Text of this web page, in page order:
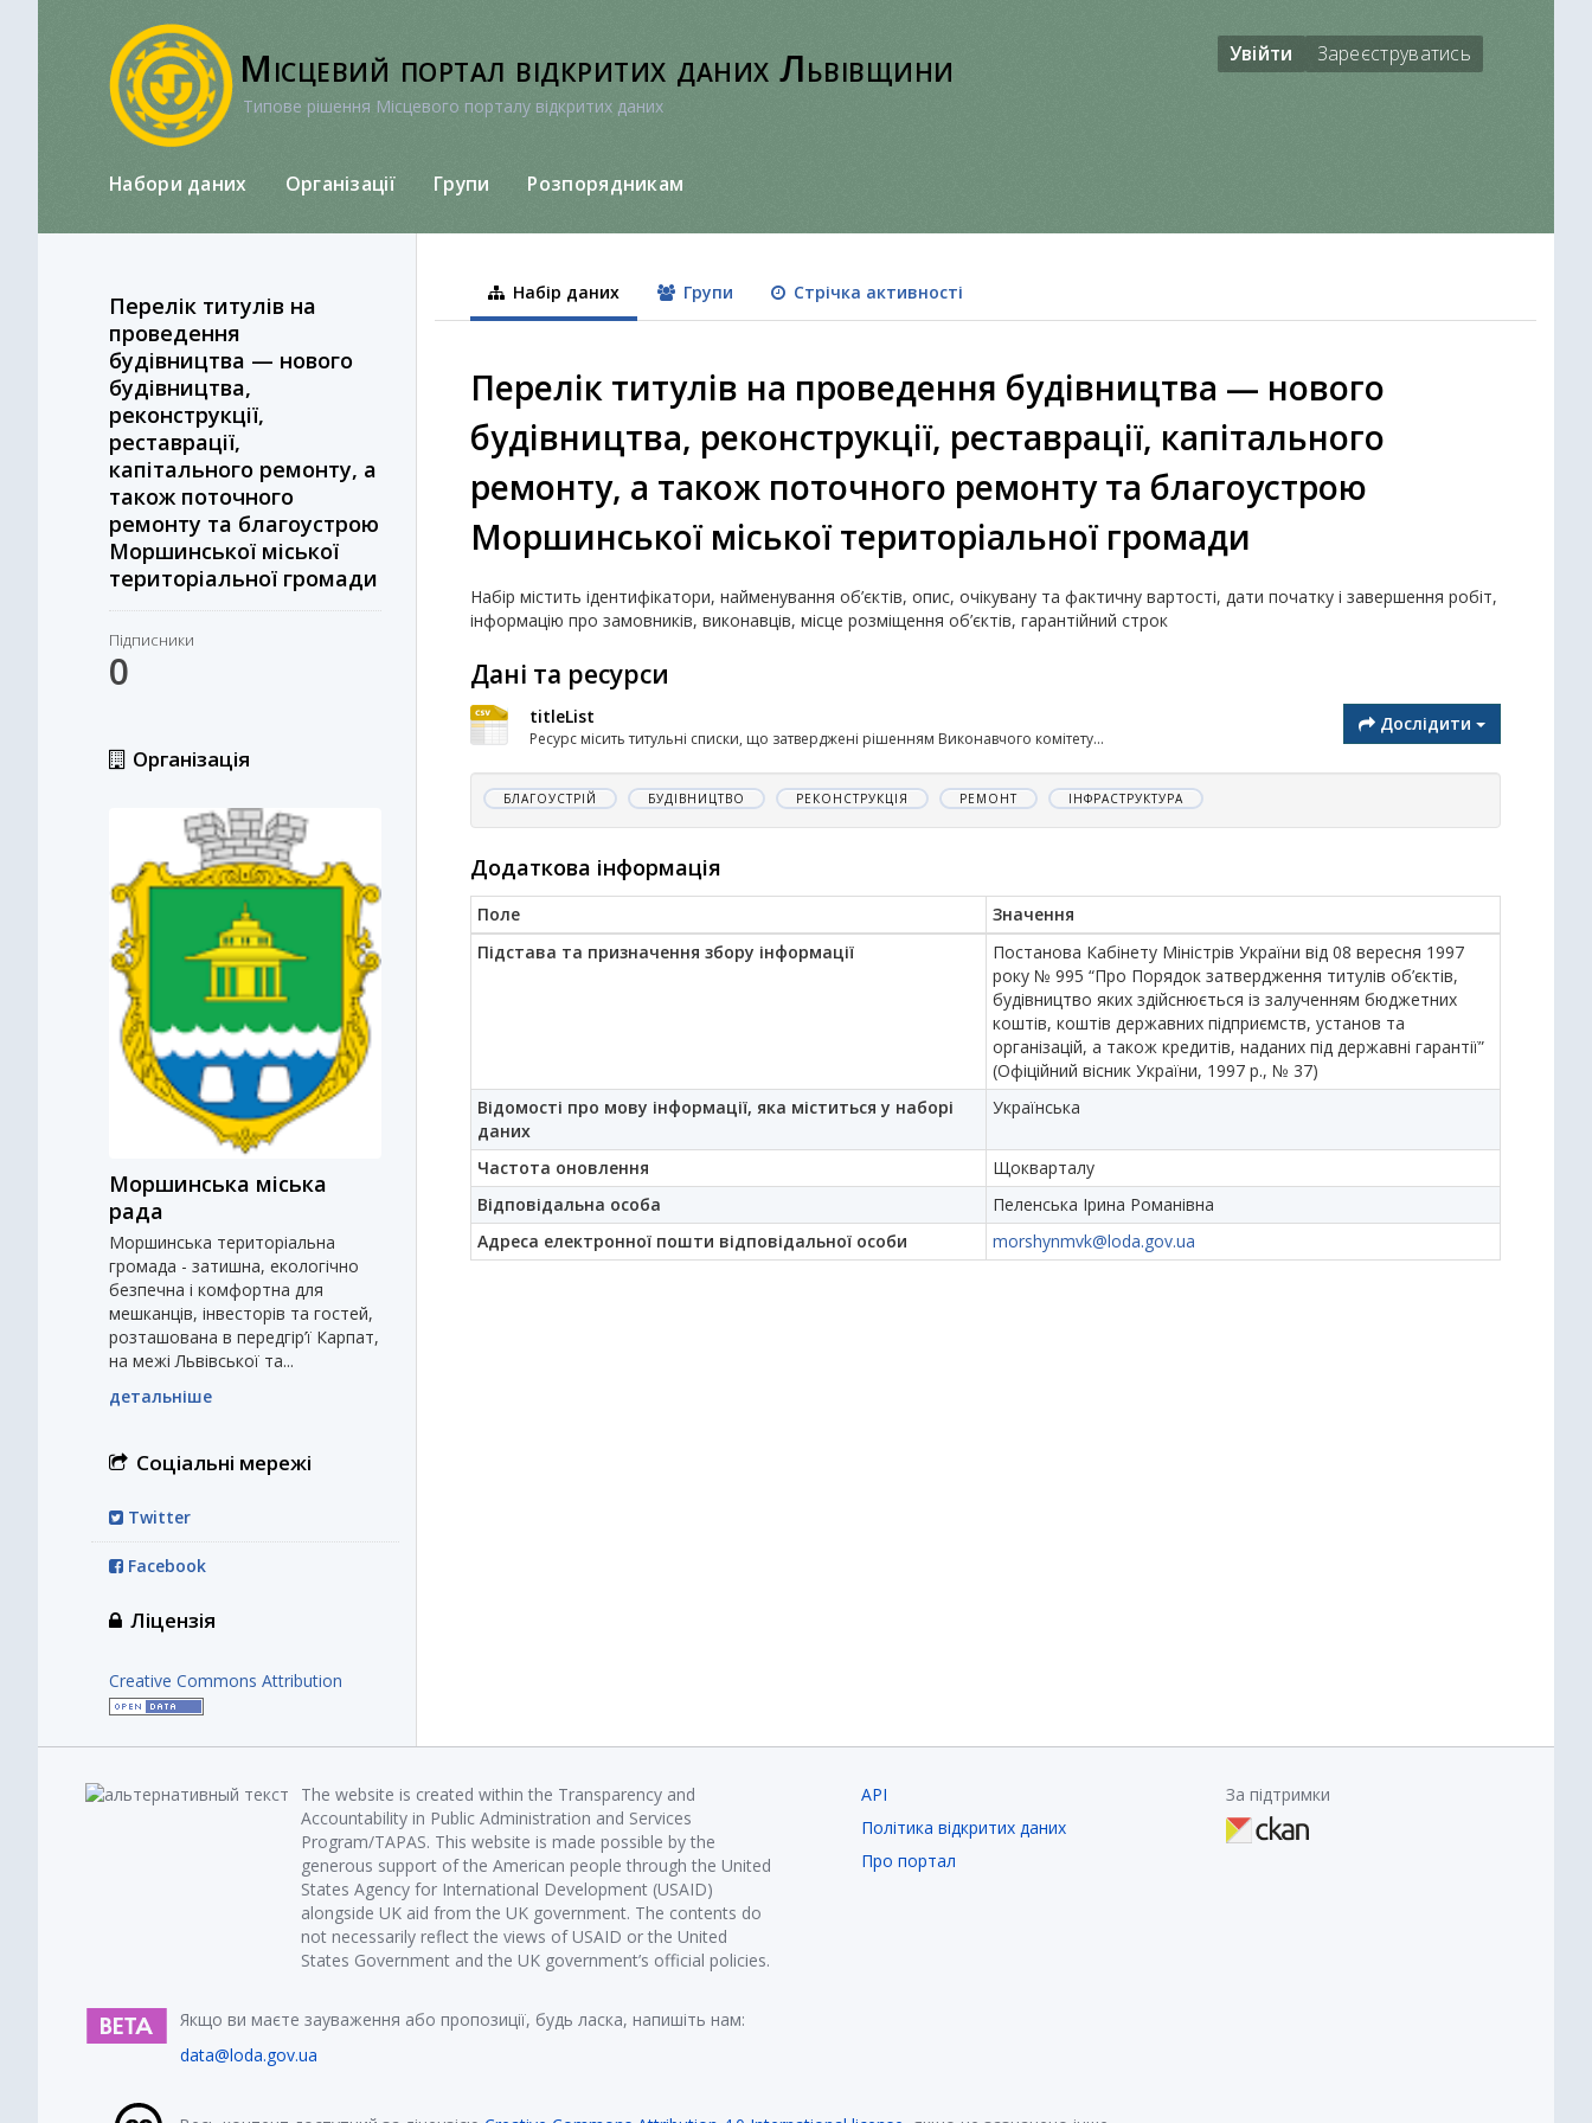
Місцевий портал відкритих даних Львівщини
Типове рішення Місцевого порталу відкритих даних
Увійти Зареєструватись
Набори даних Організації Групи Розпорядникам
Перелік титулів на
проведення
будівництва — нового
будівництва,
реконструкції,
реставрації,
капітального ремонту, а
також поточного
ремонту та благоустрою
Моршинської міської
територіальної громади
Підписники
0
Організація
Моршинська міська
рада
Моршинська територіальна
громада - затишна, екологічно
безпечна і комфортна для
мешканців, інвесторів та гостей,
розташована в передгір’ї Карпат,
на межі Львівської та...
детальніше
Соціальні мережі
Twitter
Facebook
Ліцензія
Creative Commons Attribution
Набір даних Групи Стрічка активності
Перелік титулів на проведення будівництва — нового
будівництва, реконструкції, реставрації, капітального
ремонту, а також поточного ремонту та благоустрою
Моршинської міської територіальної громади
Набір містить ідентифікатори, найменування об’єктів, опис, очікувану та фактичну вартості, дати початку і завершення робіт,
інформацію про замовників, виконавців, місце розміщення об’єктів, гарантійний строк
Дані та ресурси
titleList
Ресурс місить титульні списки, що затверджені рішенням Виконавчого комітету...
Дослідити
БЛАГОУСТРІЙ БУДІВНИЦТВО РЕКОНСТРУКЦІЯ РЕМОНТ ІНФРАСТРУКТУРА
Додаткова інформація
Поле
Значення
Підстава та призначення збору інформації
Постанова Кабінету Міністрів України від 08 вересня 1997
року № 995 “Про Порядок затвердження титулів об’єктів,
будівництво яких здійснюється із залученням бюджетних
коштів, коштів державних підприємств, установ та
організацій, а також кредитів, наданих під державні гарантії”
(Офіційний вісник України, 1997 р., № 37)
Відомості про мову інформації, яка міститься у наборі
даних
Українська
Частота оновлення
Щокварталу
Відповідальна особа
Пеленська Ірина Романівна
Адреса електронної пошти відповідальної особи
morshynmvk@loda.gov.ua
The website is created within the Transparency and
Accountability in Public Administration and Services
Program/TAPAS. This website is made possible by the
generous support of the American people through the United
States Agency for International Development (USAID)
alongside UK aid from the UK government. The contents do
not necessarily reflect the views of USAID or the United
States Government and the UK government’s official policies.
Якщо ви маєте зауваження або пропозиції, будь ласка, напишіть нам:
data@loda.gov.ua
API
Політика відкритих даних
Про портал
За підтримки